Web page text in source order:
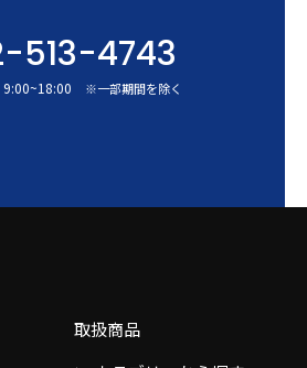
513-4743
9:00~18:00 ※一部期間を除く
取扱商品